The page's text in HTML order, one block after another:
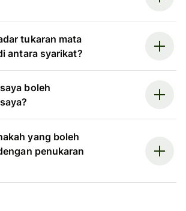
tukaran mata
antara syarikat?
boleh
yang boleh
penukaran